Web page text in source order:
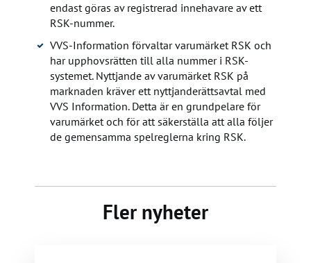
endast göras av registrerad innehavare av ett
RSK-nummer.
VVS-Information förvaltar varumärket RSK och
har upphovsrätten till alla nummer i RSK-
systemet. Nyttjande av varumärket RSK på
marknaden kräver ett nyttjanderättsavtal med
VVS Information. Detta är en grundpelare för
varumärket och för att säkerställa att alla följer
de gemensamma spelreglerna kring RSK.
Fler nyheter